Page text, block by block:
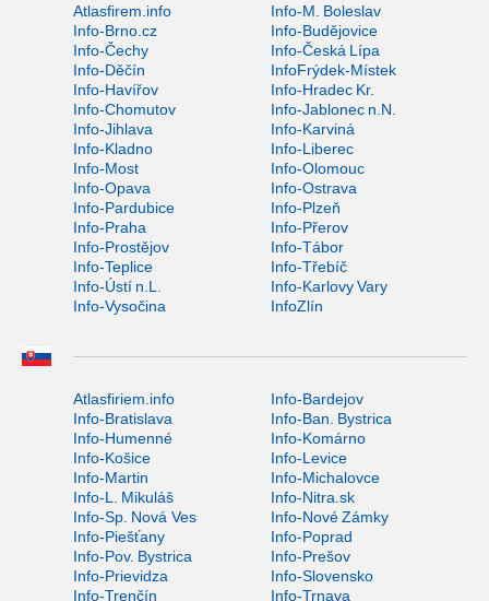
Atlasfirem.info
Info-M. Boleslav
Info-Brno.cz
Info-Budějovice
Info-Čechy
Info-Česká Lípa
Info-Děčín
InfoFrýdek-Místek
Info-Havířov
Info-Hradec Kr.
Info-Chomutov
Info-Jablonec n.N.
Info-Jihlava
Info-Karviná
Info-Kladno
Info-Liberec
Info-Most
Info-Olomouc
Info-Opava
Info-Ostrava
Info-Pardubice
Info-Plzeň
Info-Praha
Info-Přerov
Info-Prostějov
Info-Tábor
Info-Teplice
Info-Třebíč
Info-Ústí n.L.
Info-Karlovy Vary
Info-Vysočina
InfoZlín
Atlasfiriem.info
Info-Bardejov
Info-Bratislava
Info-Ban. Bystrica
Info-Humenné
Info-Komárno
Info-Košice
Info-Levice
Info-Martin
Info-Michalovce
Info-L. Mikuláš
Info-Nitra.sk
Info-Sp. Nová Ves
Info-Nové Zámky
Info-Piešťany
Info-Poprad
Info-Pov. Bystrica
Info-Prešov
Info-Prievidza
Info-Slovensko
Info-Trenčín
Info-Trnava